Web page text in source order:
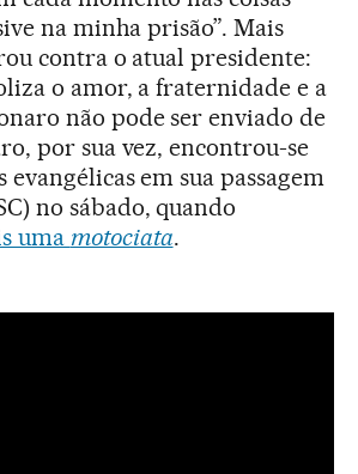
na minha prisão”. Mais
contra o atual presidente:
o amor, a fraternidade e a
não pode ser enviado de
por sua vez, encontrou-se
em sua passagem
no sábado, quando
uma motociata.